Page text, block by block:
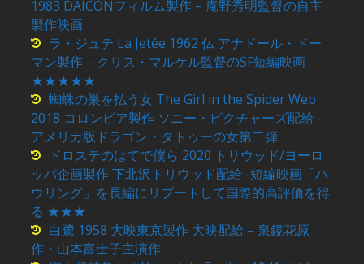
1983 DAICONフィルム製作 – 庵野秀明監督の自主
製作映画
ラ・ジュテ La Jetée 1962 仏 アナドール・ドー
マン製作 – クリス・マルケル監督のSF短編映画
★★★★★
蜘蛛の巣を払う女 The Girl in the Spider Web
2018 コロンビア製作 ソニー・ピクチャーズ配給 –
アメリカ版ドラゴン・タトゥーの女第二弾
ドロステのはてで僕ら 2020 トリウッド/ヨーロ
ッパ企画製作 下北沢トリウッド配給 -短編映画「ハ
ウリング」を長編にリブートして国際的高評価を得
る ★★★
白鷺 1958 大映東京製作 大映配給 – 泉鏡花原
作・山本富士子主演作